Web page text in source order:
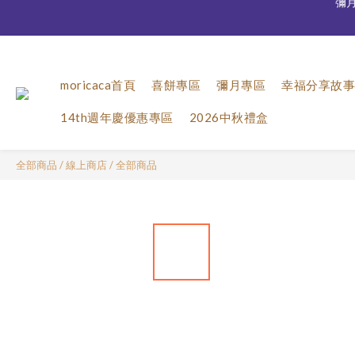
彌
moricaca首頁 喜餅專區 彌月專區 幸福分享故事
14th週年慶優惠專區 2026中秋禮盒
全部商品 /線上商店/全部商品